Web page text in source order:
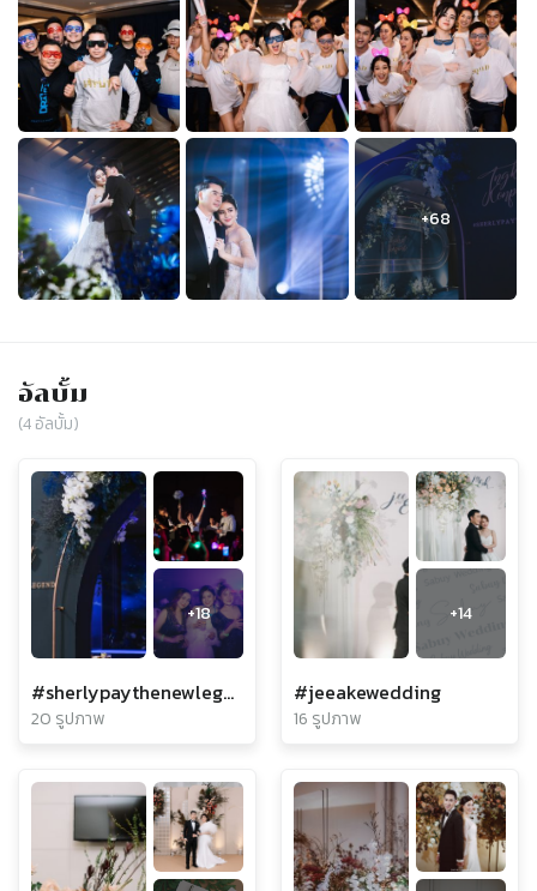
อัลบั้ม
(4อัลบั้ม)
+18
#sherlypaythenewlegend
20 รูปภาพ
+14
#jeeakewedding
16 รูปภาพ